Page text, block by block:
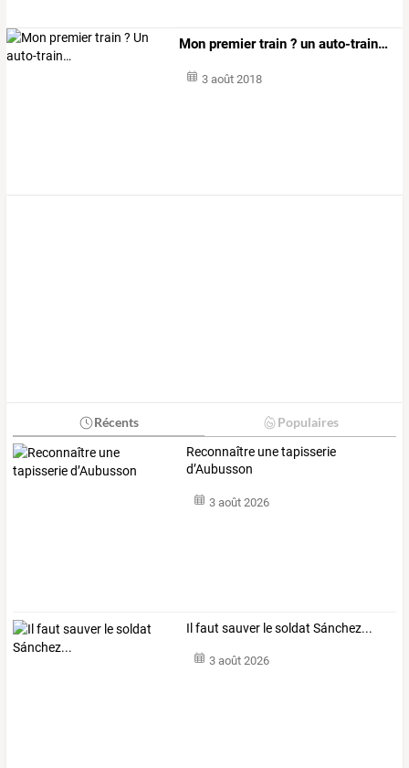
Mon premier train ? un auto-train…
3 août 2018
Récents Populaires
Reconnaître une tapisserie
d’Aubusson
3 août 2026
Il faut sauver le soldat Sánchez...
3 août 2026